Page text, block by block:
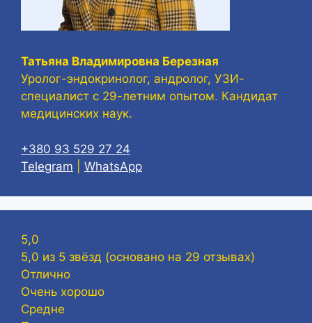
Татьяна Владимировна Березная
Уролог-эндокринолог, андролог, УЗИ-
специалист с 29-летним опытом. Кандидат
медицинских наук.
+380 93 529 27 24
Telegram
WhatsApp
5,0
5,0 из 5 звёзд (основано на 29 отзывах)
Отлично
Очень хорошо
Средне